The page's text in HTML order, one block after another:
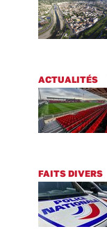
ACTUALITÉS
FAITS DIVERS